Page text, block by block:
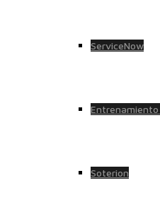
ServiceNow
Soterion